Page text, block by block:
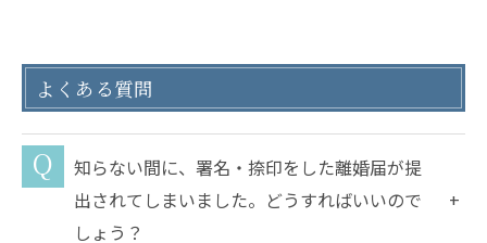
よくある質問
知らない間に、署名・捺印をした離婚届が提
出されてしまいました。どうすればいいので
しょう？